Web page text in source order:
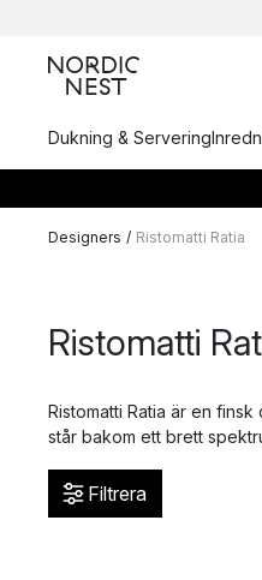
Dukning & Servering
Designers / Ristomatti Ratia
Ristomatti
Ristomatti Ratia är en
står bakom ett brett
Filtrera